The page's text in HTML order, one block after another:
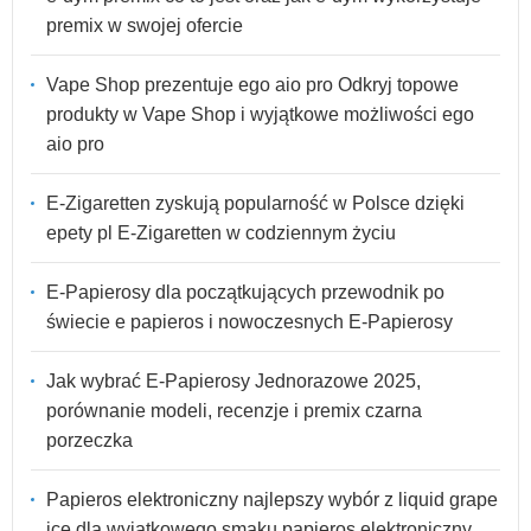
premix w swojej ofercie
Vape Shop prezentuje ego aio pro Odkryj topowe
produkty w Vape Shop i wyjątkowe możliwości ego
aio pro
E-Zigaretten zyskują popularność w Polsce dzięki
epety pl E-Zigaretten w codziennym życiu
E-Papierosy dla początkujących przewodnik po
świecie e papieros i nowoczesnych E-Papierosy
Jak wybrać E-Papierosy Jednorazowe 2025,
porównanie modeli, recenzje i premix czarna
porzeczka
Papieros elektroniczny najlepszy wybór z liquid grape